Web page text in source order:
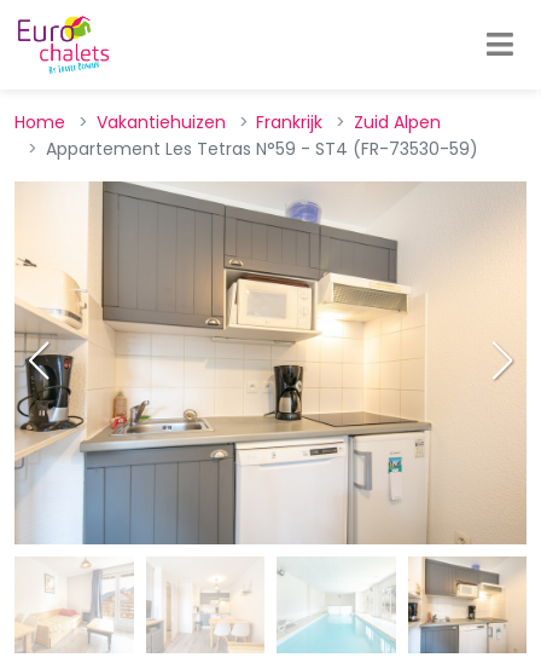
Home Vakantiehuizen Frankrijk
Zuid Alpen
Appartement Les Tetras N°59 - ST4 (FR-73530-59)